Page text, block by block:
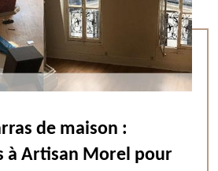
de maison :
à Artisan Morel pour